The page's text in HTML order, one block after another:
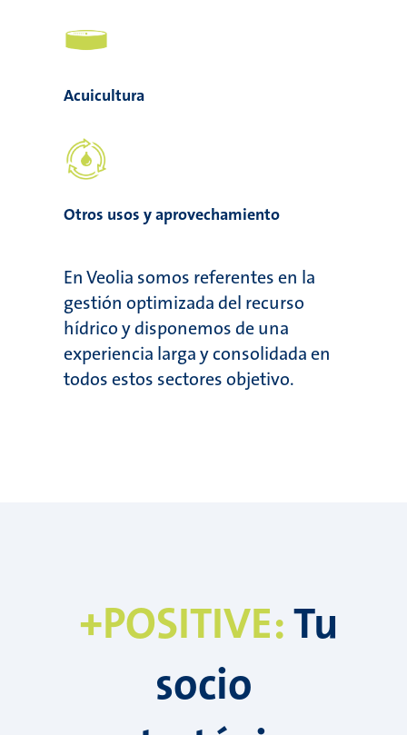
Acuicultura
Otros usos y aprovechamiento
En Veolia somos referentes en la
gestión optimizada del recurso
hídrico y disponemos de una
experiencia larga y consolidada en
todos estos sectores objetivo.
+POSITIVE:Tu
socio